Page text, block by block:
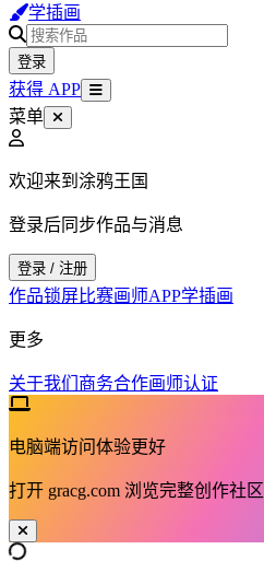
学插画
登录
获得 APP
菜单
欢迎来到涂鸦王国
登录后同步作品与消息
登录 / 注册
作品锁屏比赛画师APP学插画
更多
关于我们 商务合作画师认证
电脑端访问体验更好
打开 gracg.com 浏览完整创作社区